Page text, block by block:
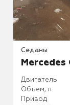
Седаны
Mercedes
Двигатель
Объем, л.
Привод